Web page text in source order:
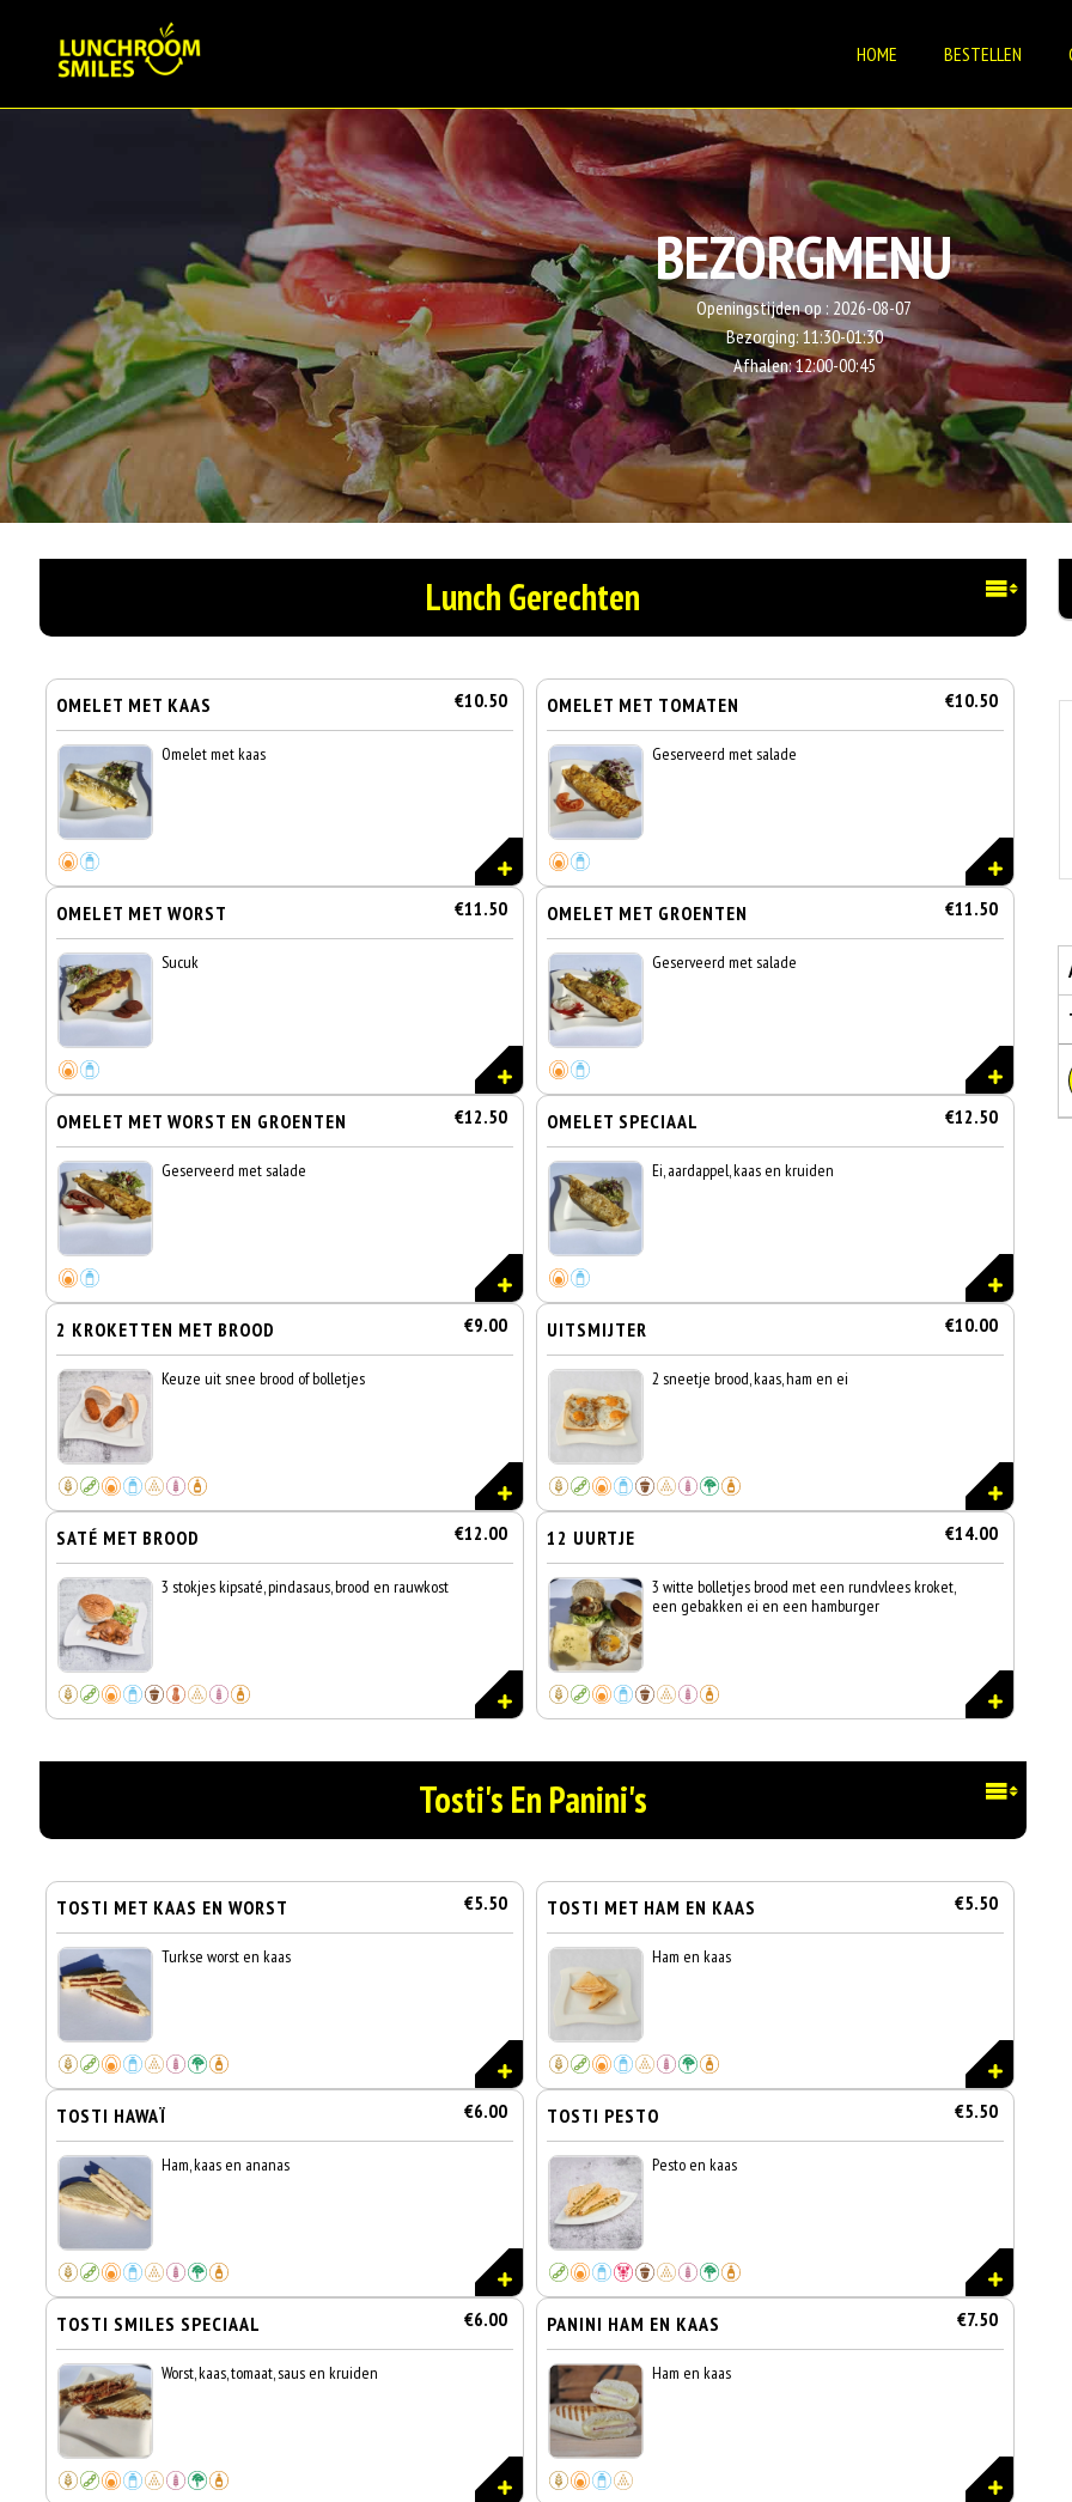
HOME BESTELLEN
BEZORGMENU
Openingstijden op : 2026-08-07
Bezorging: 11:30-01:30
Afhalen:12:00-00:45
Lunch Gerechten
OMELET MET KAAS €10.50
Omelet met kaas
OMELET MET TOMATEN €10.50
Geserveerd met salade
OMELET MET WORST €11.50
Sucuk
OMELET MET GROENTEN €11.50
Geserveerd met salade
OMELET MET WORST EN GROENTEN €12.50
Geserveerd met salade
OMELET SPECIAAL €12.50
Ei, aardappel, kaas en kruiden
2 KROKETTEN MET BROOD €9.00
Keuze uit snee brood of bolletjes
UITSMIJTER €10.00
2 sneetje brood, kaas, ham en ei
SATÉ MET BROOD €12.00
3 stokjes kipsaté, pindasaus, brood en rauwkost
12 UURTJE €14.00
3 witte bolletjes brood met een rundvlees kroket,
een gebakken ei en een hamburger
Tosti's En Panini's
TOSTI MET KAAS EN WORST €5.50
Turkse worst en kaas
TOSTI MET HAM EN KAAS €5.50
Ham en kaas
TOSTI HAWAÏ €6.00
Ham, kaas en ananas
TOSTI PESTO €5.50
Pesto en kaas
TOSTI SMILES SPECIAAL €6.00
Worst, kaas, tomaat, saus en kruiden
PANINI HAM EN KAAS €7.50
Ham en kaas